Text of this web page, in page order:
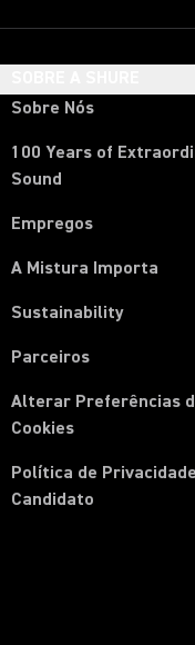
Sobre Nós
100 Years of
Sound
Empregos
A Mistura Importa
Sustainability
Parceiros
Alterar Preferências
Cookies
Política de
Candidato